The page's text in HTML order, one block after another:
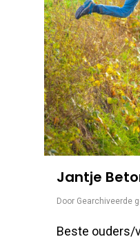
Jantje
Door Gearchiveerde
Beste ouders/